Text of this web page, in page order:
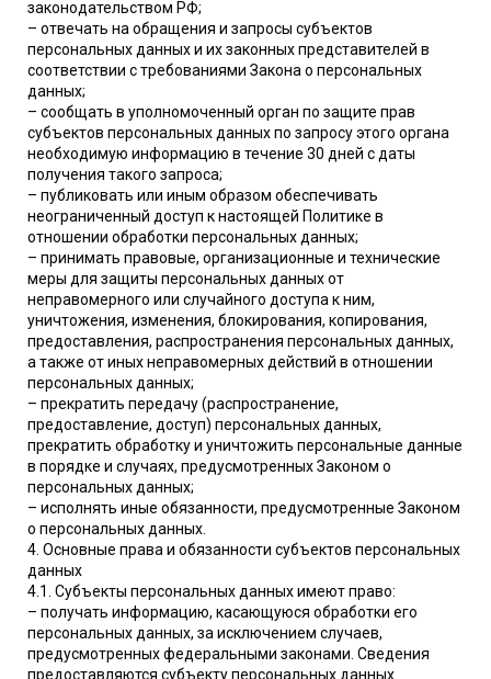
законодательством РФ;
– отвечать на обращения и запросы субъектов
персональных данных и их законных представителей в
соответствии с требованиями Закона о персональных
данных;
– сообщать в уполномоченный орган по защите прав
субъектов персональных данных по запросу этого органа
необходимую информацию в течение 30 дней с даты
получения такого запроса;
– публиковать или иным образом обеспечивать
неограниченный доступ к настоящей Политике в
отношении обработки персональных данных;
– принимать правовые, организационные и технические
меры для защиты персональных данных от
неправомерного или случайного доступа к ним,
уничтожения, изменения, блокирования, копирования,
предоставления, распространения персональных данных,
а также от иных неправомерных действий в отношении
персональных данных;
– прекратить передачу (распространение,
предоставление, доступ) персональных данных,
прекратить обработку и уничтожить персональные данные
в порядке и случаях, предусмотренных Законом о
персональных данных;
– исполнять иные обязанности, предусмотренные Законом
о персональных данных.
4. Основные права и обязанности субъектов персональных
данных
4.1. Субъекты персональных данных имеют право:
– получать информацию, касающуюся обработки его
персональных данных, за исключением случаев,
предусмотренных федеральными законами. Сведения
предоставляются субъекту персональных данных